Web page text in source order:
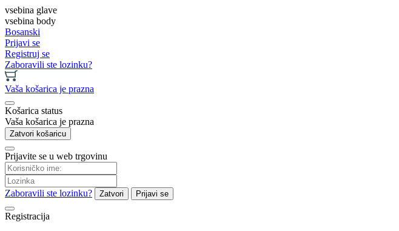
vsebina glave
vsebina body
Bosanski
Prijavi se
Registruj se
Zaboravili ste lozinku?
Vaša košarica je prazna
Košarica status
Vaša košarica je prazna
Zatvori košaricu
Prijavite se u web trgovinu
Zaboravili ste lozinku? Zatvori Prijavi se
Registracija